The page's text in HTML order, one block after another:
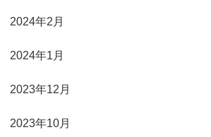
2024年2月
2024年1月
2023年12月
2023年10月